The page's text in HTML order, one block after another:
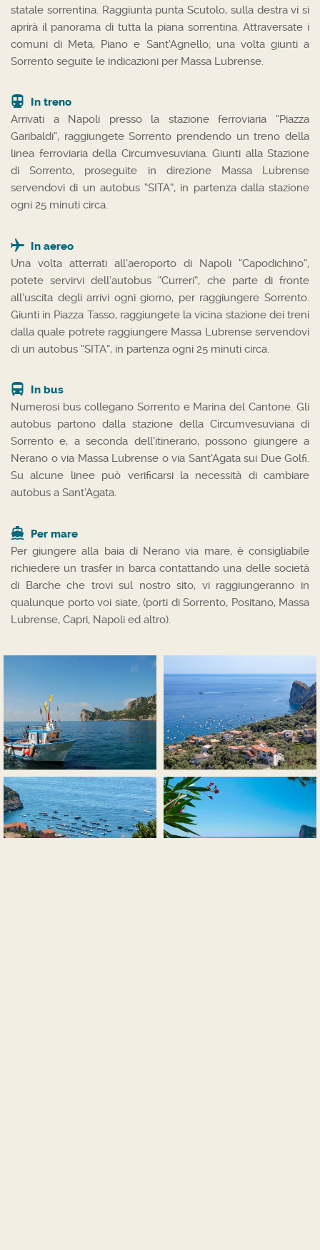
statale sorrentina. Raggiunta punta Scutolo, sulla destra vi si
aprirà il panorama di tutta la piana sorrentina. Attraversate i
comuni di Meta, Piano e Sant’Agnello; una volta giunti a
Sorrento seguite le indicazioni per Massa Lubrense.
In treno
Arrivati a Napoli presso la stazione ferroviaria “Piazza
Garibaldi”, raggiungete Sorrento prendendo un treno della
linea ferroviaria della Circumvesuviana. Giunti alla Stazione
di Sorrento, proseguite in direzione Massa Lubrense
servendovi di un autobus “SITA”, in partenza dalla stazione
ogni 25 minuti circa.
In aereo
Una volta atterrati all’aeroporto di Napoli “Capodichino”,
potete servirvi dell’autobus “Curreri”, che parte di fronte
all’uscita degli arrivi ogni giorno, per raggiungere Sorrento.
Giunti in Piazza Tasso, raggiungete la vicina stazione dei treni
dalla quale potrete raggiungere Massa Lubrense servendovi
di un autobus “SITA”, in partenza ogni 25 minuti circa.
In bus
Numerosi bus collegano Sorrento e Marina del Cantone. Gli
autobus partono dalla stazione della Circumvesuviana di
Sorrento e, a seconda dell’itinerario, possono giungere a
Nerano o via Massa Lubrense o via Sant’Agata sui Due Golfi.
Su alcune linee può verificarsi la necessità di cambiare
autobus a Sant’Agata.
Per mare
Per giungere alla baia di Nerano via mare, è consigliabile
richiedere un trasfer in barca contattando una delle società
di Barche che trovi sul nostro sito, vi raggiungeranno in
qualunque porto voi siate, (porti di Sorrento, Positano, Massa
Lubrense, Capri, Napoli ed altro).